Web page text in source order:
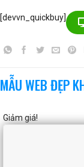
[devvn_quickbuy]
MẪU WEB ĐẸP
Giảm giá!